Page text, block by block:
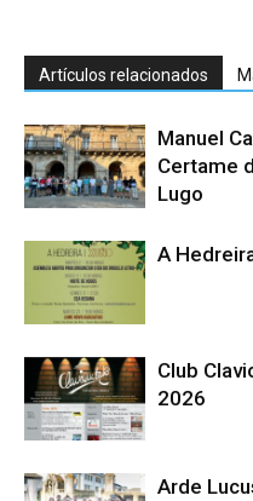
Artículos relacionados
Manuel
Certame
Lugo
A
Club
2026
Arde